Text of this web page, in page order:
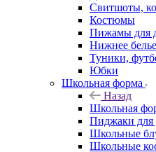
Свитшоты,
Костюмы
Пижамы для
Нижнее белье
Туники,
Юбки
Школьная форма
Назад
Школьная
Пиджаки для
Школьные
Школьные